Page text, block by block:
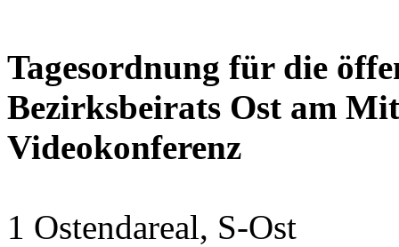
Tagesordnung für die
Bezirksbeirats Ost am
Videokonferenz
1 Ostendareal, S-Ost